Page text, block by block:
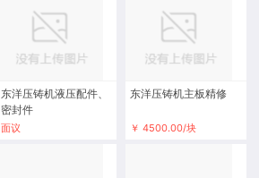
东洋压铸机液压配件、
密封件
面议
东洋压铸机主板精修
￥ 4500.00/块